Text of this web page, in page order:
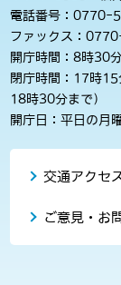
電話番号：
ファックス：
開庁時間：8時30
閉庁時間：17時15
18時30分まで）
開庁日：平日の月
交通アクセ
ご意見・お